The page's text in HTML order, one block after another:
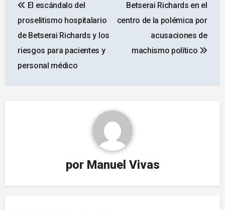
de
entradas
El escándalo del
proselitismo hospitalario
de Betserai Richards y los
riesgos para pacientes y
personal médico
Betserai Richards en el
centro de la polémica por
acusaciones de
machismo político
por Manuel Vivas